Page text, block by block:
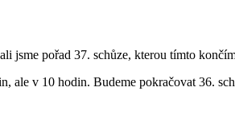
jsme pořad 37. schůze, kterou tímto
ale v 10 hodin. Budeme pokračovat 36.